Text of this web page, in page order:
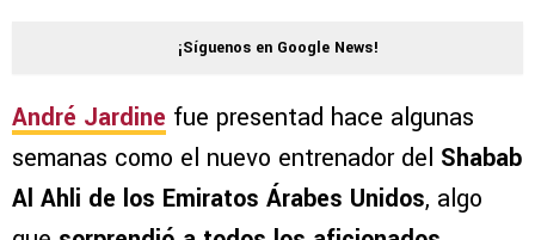
¡Síguenos en Google News!
André Jardine fue presentad hace algunas
semanas como el nuevo entrenador del Shabab
Al Ahli de los Emiratos Árabes Unidos, algo